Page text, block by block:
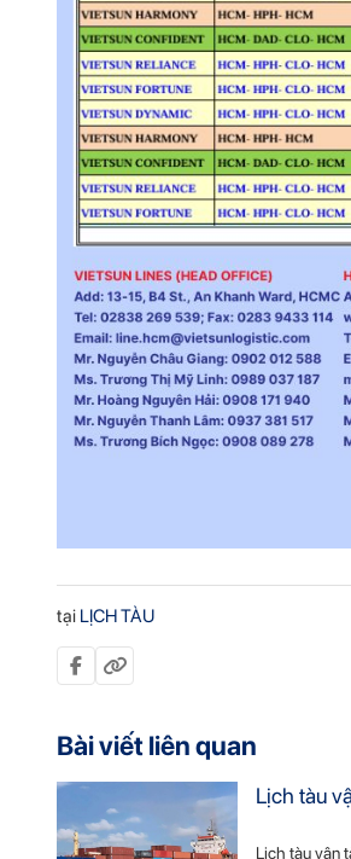
tại LỊCH TÀU
Bài viết liên quan
Lịch tàu
Lịch tàu vận